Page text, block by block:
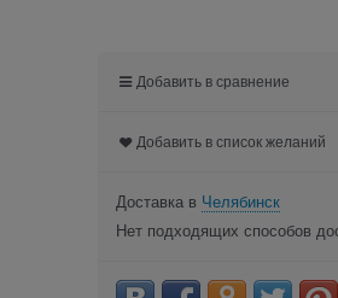
Добавить в сравнение
Добавить в список желаний
Доставка в Челябинск
Нет подходящих способов